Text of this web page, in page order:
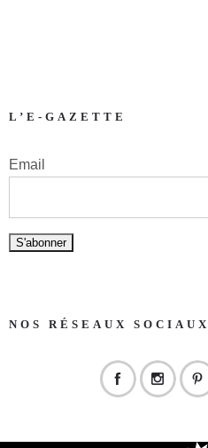
L’E-GAZETTE
Email
NOS RÉSEAUX SOCIAUX